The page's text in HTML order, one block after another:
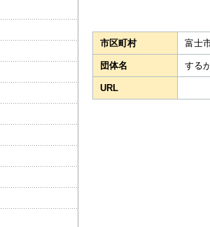
市区町村 富士
団体名 する
URL